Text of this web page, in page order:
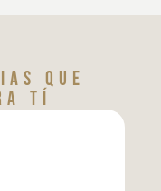
que
tí